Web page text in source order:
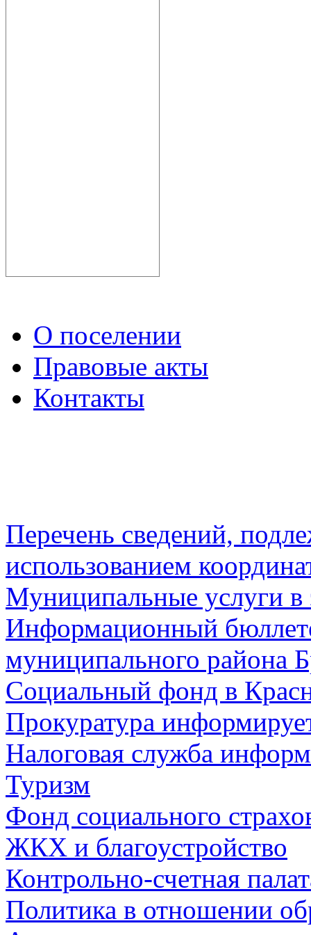
О поселении
Правовые акты
Контакты
Перечень сведений,
использованием
Муниципальные услуги в
Информационный
муниципального района
Социальный фонд в
Прокуратура
Налоговая служба
Туризм
Фонд социального
ЖКХ и благоустройство
Контрольно-счетная
Политика в отношении